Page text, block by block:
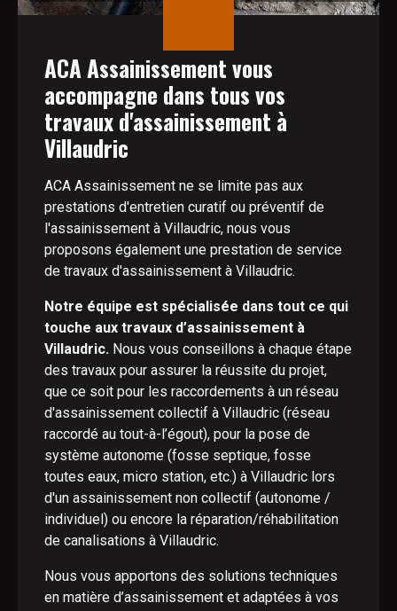
ACA Assainissement vous
accompagne dans tous vos
travaux d'assainissement à
Villaudric
ACA Assainissement ne se limite pas aux
prestations d'entretien curatif ou préventif de
l'assainissement à Villaudric, nous vous
proposons également une prestation de service
de travaux d'assainissement à Villaudric.
Notre équipe est spécialisée dans tout ce qui
touche aux travaux d’assainissement à
Villaudric. Nous vous conseillons à chaque étape
des travaux pour assurer la réussite du projet,
que ce soit pour les raccordements à un réseau
d'assainissement collectif à Villaudric (réseau
raccordé au tout-à-l’égout), pour la pose de
système autonome (fosse septique, fosse
toutes eaux, micro station, etc.) à Villaudric lors
d'un assainissement non collectif (autonome /
individuel) ou encore la réparation/réhabilitation
de canalisations à Villaudric.
Nous vous apportons des solutions techniques
en matière d’assainissement et adaptées à vos